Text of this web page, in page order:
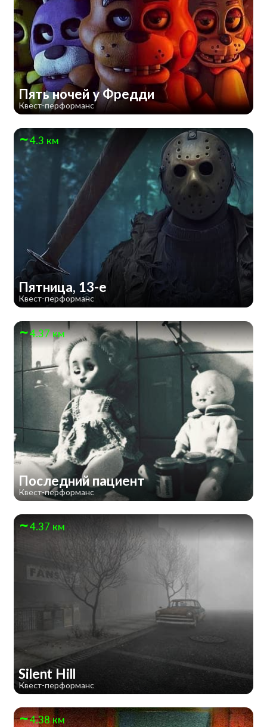
Пять ночей у Фредди
Квест-перформанс
4.3 км
Пятница, 13-е
Квест-перформанс
4.37 км
Последний пациент
Квест-перформанс
4.37 км
Silent Hill
Квест-перформанс
4.38 км